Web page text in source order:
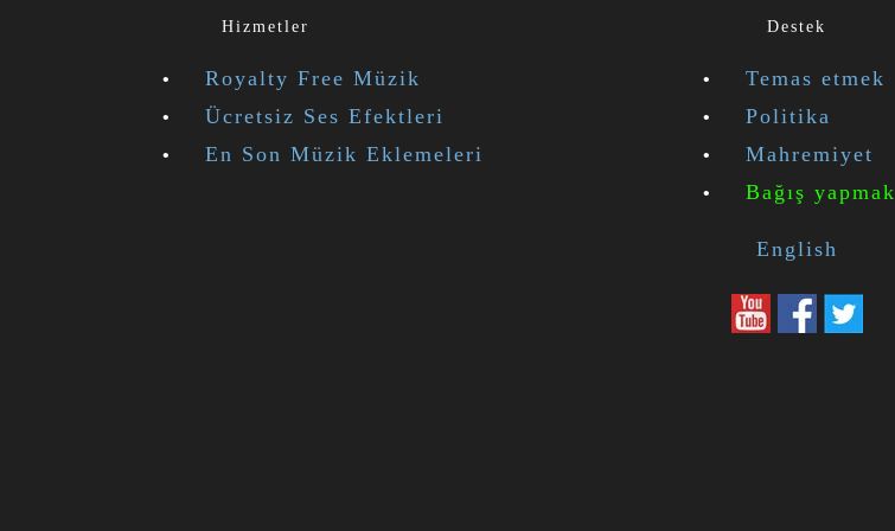
Hizmetler
Royalty Free Müzik
Ücretsiz Ses Efektleri
En Son Müzik Eklemeleri
Destek
Temas etmek
Politika
Mahremiyet
Bağış yapmak
English